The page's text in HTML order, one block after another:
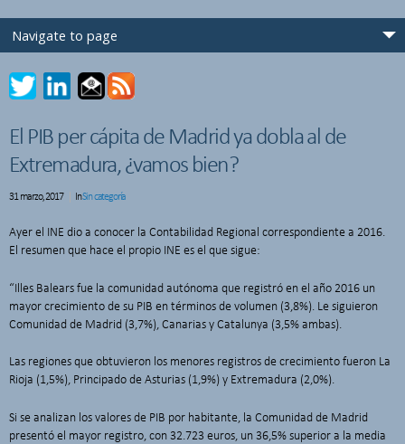
El PIB per cápita de Madrid ya dobla al de
Extremadura, ¿vamos bien?
31 marzo, 2017 InSin categoría
Ayer el INE dio a conocer la Contabilidad Regional correspondiente a 2016.
El resumen que hace el propio INE es el que sigue:
“Illes Balears fue la comunidad autónoma que registró en el año 2016 un
mayor crecimiento de su PIB en términos de volumen (3,8%). Le siguieron
Comunidad de Madrid (3,7%), Canarias y Catalunya (3,5% ambas).
Las regiones que obtuvieron los menores registros de crecimiento fueron La
Rioja (1,5%), Principado de Asturias (1,9%) y Extremadura (2,0%).
Si se analizan los valores de PIB por habitante, la Comunidad de Madrid
presentó el mayor registro, con 32.723 euros, un 36,5% superior a la media